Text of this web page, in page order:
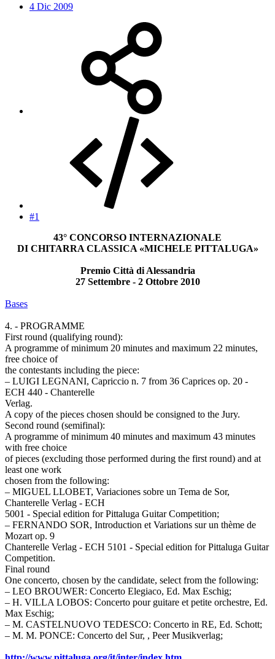
4 Dic 2009
#1
43° CONCORSO INTERNAZIONALE
DI CHITARRA CLASSICA «MICHELE PITTALUGA»
Premio Città di Alessandria
27 Settembre - 2 Ottobre 2010​
Bases
4. - PROGRAMME
First round (qualifying round):
A programme of minimum 20 minutes and maximum 22 minutes,
free choice of
the contestants including the piece:
– LUIGI LEGNANI, Capriccio n. 7 from 36 Caprices op. 20 -
ECH 440 - Chanterelle
Verlag.
A copy of the pieces chosen should be consigned to the Jury.
Second round (semifinal):
A programme of minimum 40 minutes and maximum 43 minutes
with free choice
of pieces (excluding those performed during the first round) and at
least one work
chosen from the following:
– MIGUEL LLOBET, Variaciones sobre un Tema de Sor,
Chanterelle Verlag - ECH
5001 - Special edition for Pittaluga Guitar Competition;
– FERNANDO SOR, Introduction et Variations sur un thème de
Mozart op. 9
Chanterelle Verlag - ECH 5101 - Special edition for Pittaluga Guitar
Competition.
Final round
One concerto, chosen by the candidate, select from the following:
– LEO BROUWER: Concerto Elegiaco, Ed. Max Eschig;
– H. VILLA LOBOS: Concerto pour guitare et petite orchestre, Ed.
Max Eschig;
– M. CASTELNUOVO TEDESCO: Concerto in RE, Ed. Schott;
– M. M. PONCE: Concerto del Sur, , Peer Musikverlag;